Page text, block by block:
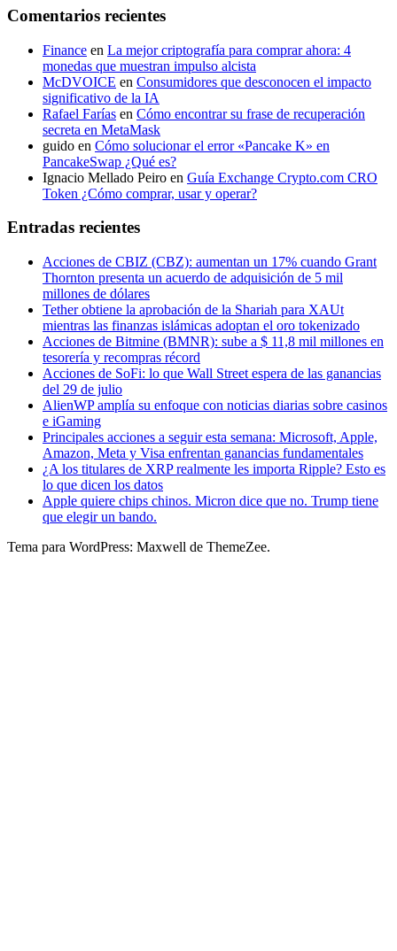
Comentarios recientes
Finance en La mejor criptografía para comprar ahora: 4
monedas que muestran impulso alcista
McDVOICE en Consumidores que desconocen el impacto
significativo de la IA
Rafael Farías en Cómo encontrar su frase de recuperación
secreta en MetaMask
guido en Cómo solucionar el error «Pancake K» en
PancakeSwap ¿Qué es?
Ignacio Mellado Peiro en Guía Exchange Crypto.com CRO
Token ¿Cómo comprar, usar y operar?
Entradas recientes
Acciones de CBIZ (CBZ): aumentan un 17% cuando Grant
Thornton presenta un acuerdo de adquisición de 5 mil
millones de dólares
Tether obtiene la aprobación de la Shariah para XAUt
mientras las finanzas islámicas adoptan el oro tokenizado
Acciones de Bitmine (BMNR): sube a $ 11,8 mil millones en
tesorería y recompras récord
Acciones de SoFi: lo que Wall Street espera de las ganancias
del 29 de julio
AlienWP amplía su enfoque con noticias diarias sobre casinos
e iGaming
Principales acciones a seguir esta semana: Microsoft, Apple,
Amazon, Meta y Visa enfrentan ganancias fundamentales
¿A los titulares de XRP realmente les importa Ripple? Esto es
lo que dicen los datos
Apple quiere chips chinos. Micron dice que no. Trump tiene
que elegir un bando.
Tema para WordPress: Maxwell de ThemeZee.